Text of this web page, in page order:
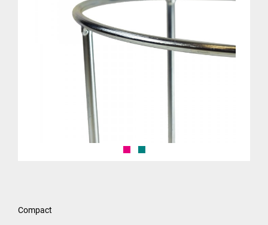
Compact